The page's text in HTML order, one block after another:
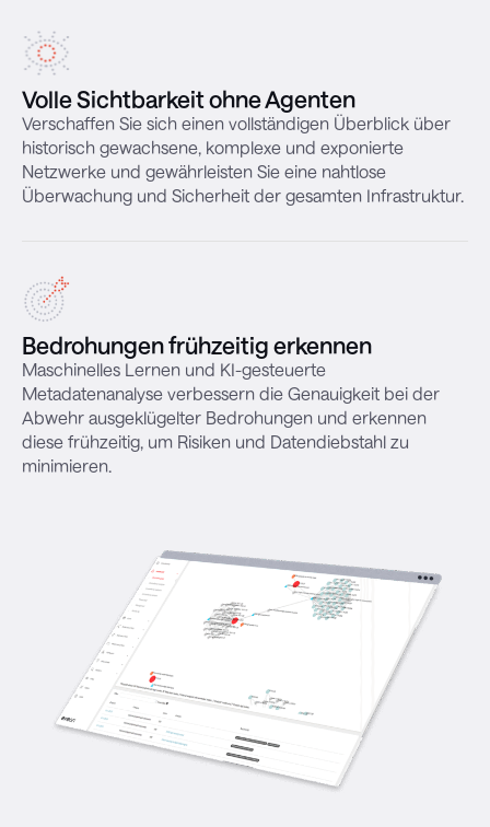
Volle Sichtbarkeit ohne Agenten
Verschaffen Sie sich einen vollständigen Überblick über
historisch gewachsene, komplexe und exponierte
Netzwerke und gewährleisten Sie eine nahtlose
Überwachung und Sicherheit der gesamten Infrastruktur.
Bedrohungen frühzeitig erkennen
Maschinelles Lernen und KI-gesteuerte
Metadatenanalyse verbessern die Genauigkeit bei der
Abwehr ausgeklügelter Bedrohungen und erkennen
diese frühzeitig, um Risiken und Datendiebstahl zu
minimieren.